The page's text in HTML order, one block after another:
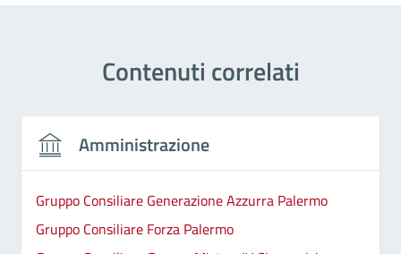
Contenuti correlati
Amministrazione
Gruppo Consiliare Generazione Azzurra Palermo
Gruppo Consiliare Forza Palermo